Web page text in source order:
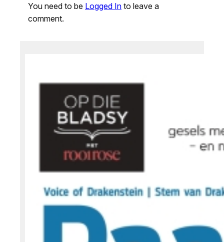
You need to be Logged In to leave a
comment.